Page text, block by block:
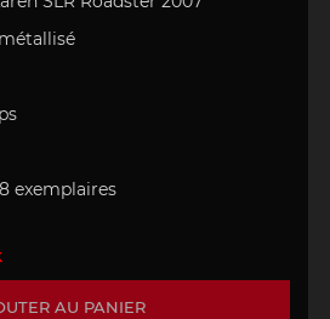
exemplaires
AU PANIER